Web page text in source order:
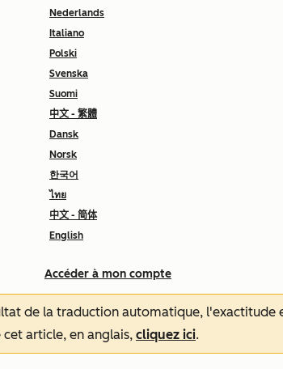
Nederlands
Italiano
Polski
Svenska
Suomi
中文 - 繁體
Dansk
Norsk
한국어
ไทย
中文 - 简体
English
Accéder à mon compte
de la traduction automatique,
article, en anglais, cliquez ici.